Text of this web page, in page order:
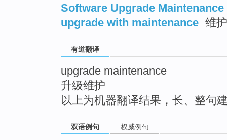
Software Upgrade Maintenance
upgrade with maintenance 维
有道翻译
upgrade maintenance
升级维护
以上为机器翻译结果，长、整句
双语例句 权威例句